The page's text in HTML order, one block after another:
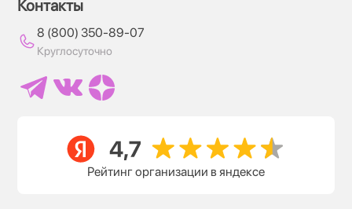
Контакты
8 (800) 350-89-07
Круглосуточно
Рейтинг организации в яндексе